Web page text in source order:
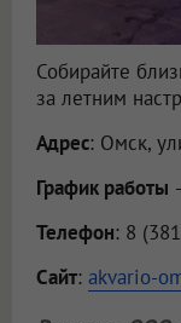
Собирайте
за летним
Адрес: Омск,
График работы
Телефон: 8
Сайт: akvario-